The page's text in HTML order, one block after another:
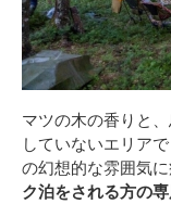
マツの木の香りと
していないエリア
の幻想的な雰囲気に
ク泊をされる方の